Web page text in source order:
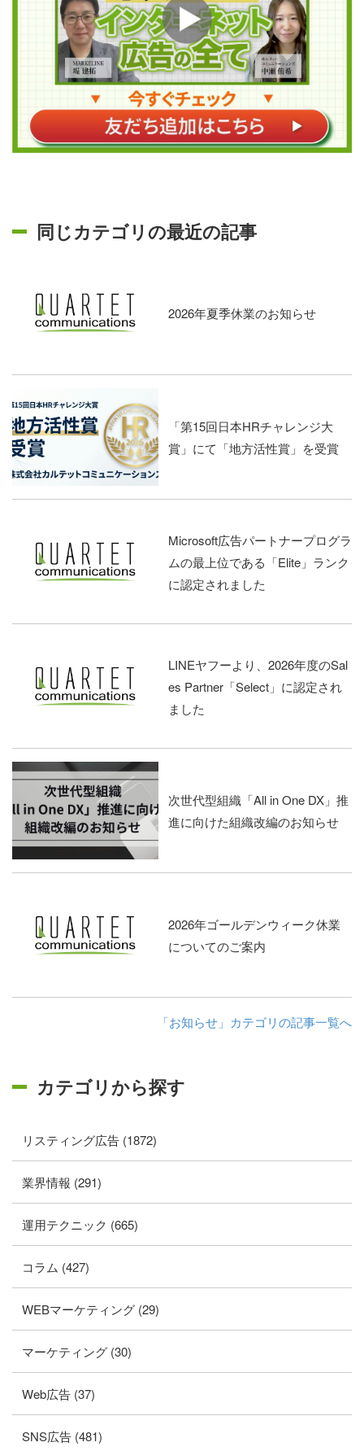
同じカテゴリの最近の記事
2026年夏季休業のお知らせ
「第15回日本HRチャレンジ大
賞」にて「地方活性賞」を受賞
Microsoft広告パートナープログラ
ムの最上位である「Elite」ランク
に認定されました
LINEヤフーより、2026年度のSal
es Partner「Select」に認定され
ました
次世代型組織「All in One DX」推
進に向けた組織改編のお知らせ
2026年ゴールデンウィーク休業
についてのご案内
「お知らせ」カテゴリの記事一覧へ
カテゴリから探す
リスティング広告 (1872)
業界情報 (291)
運用テクニック (665)
コラム (427)
WEBマーケティング (29)
マーケティング (30)
Web広告 (37)
SNS広告 (481)